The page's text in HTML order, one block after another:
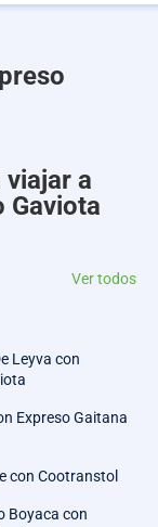
a
Gaviota
Ver todos
Leyva con
Expreso Gaitana
con Cootranstol
Boyaca con